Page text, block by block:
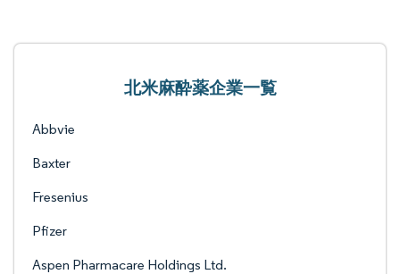
北米麻酔薬企業一覧
Abbvie
Baxter
Fresenius
Pfizer
Aspen Pharmacare Holdings Ltd.